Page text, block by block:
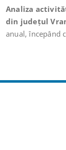
Analiza
din județul
anual, începând